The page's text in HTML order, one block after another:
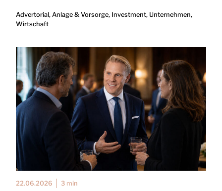
Advertorial, Anlage & Vorsorge, Investment, Unternehmen,
Wirtschaft
22.06.2026 3 min